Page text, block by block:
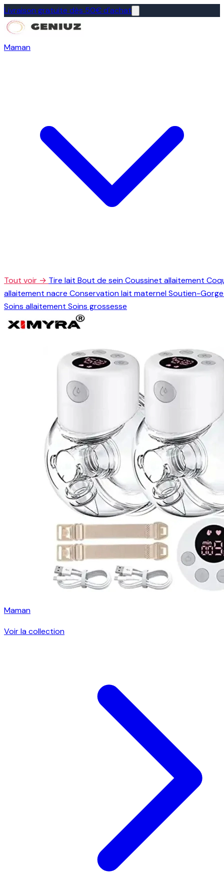
Livraison gratuite dès 50€ d'achat
Maman
Tout voir → Tire lait Bout de seinCoussinet allaitement
allaitement nacre Conservation lait maternelSoutien-
Soins allaitement Soins grossesse
Maman
Voir la collection